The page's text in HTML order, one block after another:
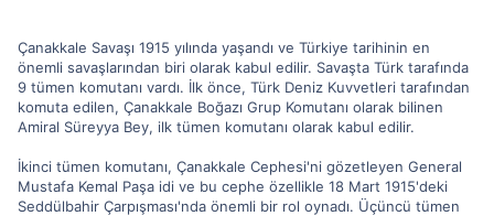
Çanakkale Savaşı 1915 yılında yaşandı ve Türkiye tarihinin en
önemli savaşlarından biri olarak kabul edilir. Savaşta Türk tarafında
9 tümen komutanı vardı. İlk önce, Türk Deniz Kuvvetleri tarafından
komuta edilen, Çanakkale Boğazı Grup Komutanı olarak bilinen
Amiral Süreyya Bey, ilk tümen komutanı olarak kabul edilir.
İkinci tümen komutanı, Çanakkale Cephesi'ni gözetleyen General
Mustafa Kemal Paşa idi ve bu cephe özellikle 18 Mart 1915'deki
Seddülbahir Çarpışması'nda önemli bir rol oynadı. Üçüncü tümen